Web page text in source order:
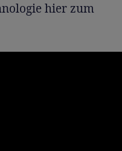
hier zum